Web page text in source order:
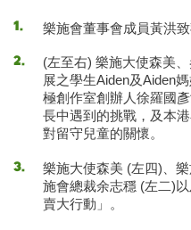
樂施會董事會成員黃洪致
(左至右) 樂施大使森美
展之學生Aiden及Aiden
極創作室創辦人徐羅國
長中遇到的挑戰，及本
對留守兒童的關懷。
樂施大使森美 (左四)、
施會總裁余志穩 (左二)
賣大行動」。